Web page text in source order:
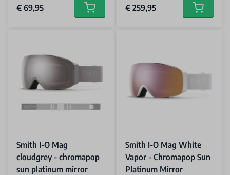
€ 69,95 Add to cart € 259,95 Add to
Smith I-O Mag
cloudgrey - chromapop
sun platinum mirror
Smith I-O Mag White
Vapor - Chromapop Sun
Platinum Mirror